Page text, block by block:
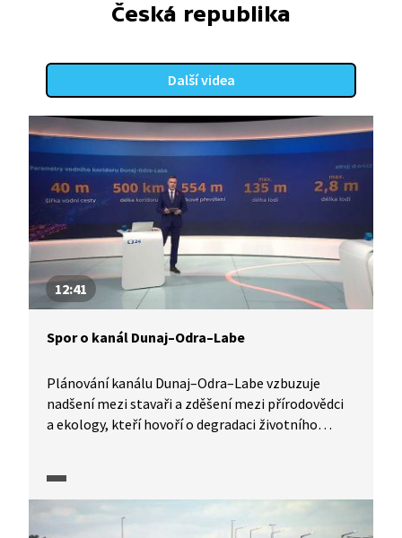
let. Zájem o přepravu zboží po vodě obecně klesá,
objem kontejnerové přepravy se na kanále
doprava se dnes navíc potýká i se suchem nebo
mrazivými obdobími. Ráz krajiny se kvůli kanálu
být možné využití kanálu pro cestovní ruch.
Česká republika
Další videa
12:41
Spor o kanál Dunaj–Odra–Labe
Plánování kanálu Dunaj–Odra–Labe vzbuzuje
nadšení mezi stavaři a zděšení mezi přírodovědci
a ekology, kteří hovoří o degradaci životního
například lužní lesy. V debatě se zpracovatelem
studie proveditelnosti vodního koridoru Dunaj–
Odra–Labe M. Pavlem přírodovědec Martin Rulík